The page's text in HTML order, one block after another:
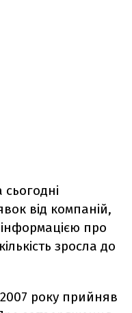
від компаній,
про
зросла до
2007 року прийняв